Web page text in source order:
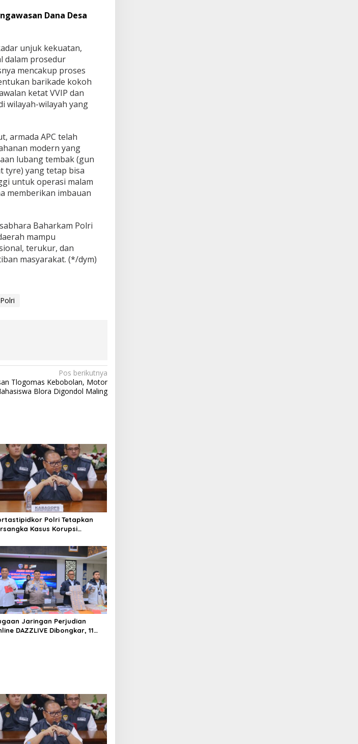
Dana Desa
unjuk kekuatan,
dalam prosedur
mencakup proses
barikade kokoh
ketat VVIP dan
wilayah-wilayah yang
armada APC telah
modern yang
lubang tembak (gun
tyre) yang tetap bisa
untuk operasi malam
memberikan imbauan
Baharkam Polri
mampu
terukur, dan
masyarakat. (*/dym)
Pos berikutnya
Tlogomas Kebobolan, Motor
Blora Digondol Maling
Polri Tetapkan
Kasus Korupsi
Negara Capai Rp38,8
Jaringan Perjudian
DAZZLIVE Dibongkar, 11